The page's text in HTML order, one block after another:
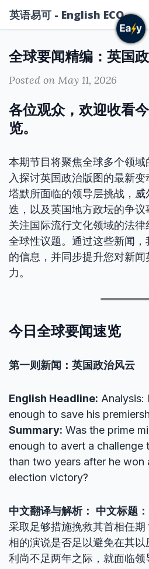
英语易可 - English ECO
Posted on May 11, 2026
各位观众，欢迎收看
览。
本期节目将聚焦全球多个领
入探讨英国政治版图的最新
塔默所面临的领导层挑战，
迭，以及英国地方政坛的争
关注国际流行文化领域的法
全球性议题。通过这些新闻
的信息，并同步提升您对新
力。
今日全球要闻速览
第一则新闻：英国政治风云
English Headline: Analysis:
enough to save his
Summary: Was the prime
enough to avert a challenge
than two years after he won
election victory?
中文翻译与解析： 中文标题：
采取足够措施挽救其首相任期
相的演说是否足以避免在其
利尚不足两年之际，就面临领